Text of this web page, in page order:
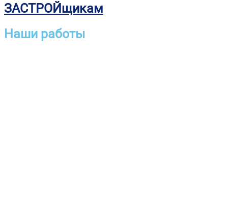
ЗАСТРОЙщикам
Наши работы